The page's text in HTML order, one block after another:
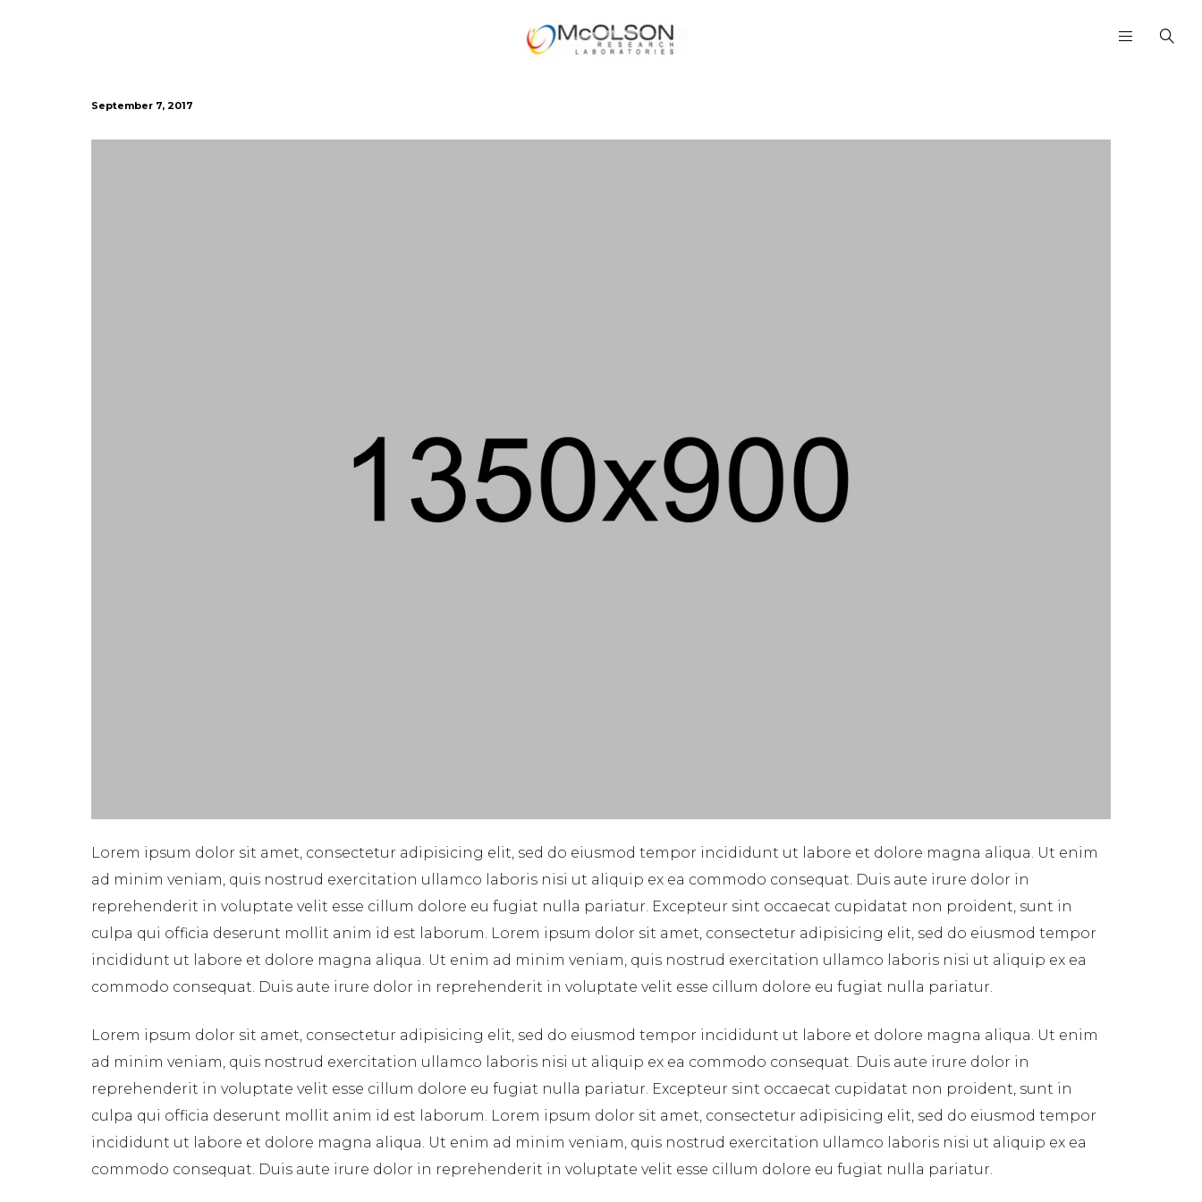
September 7, 2017
Lorem ipsum dolor sit amet, consectetur adipisicing elit, sed do eiusmod tempor incididunt ut labore et dolore magna aliqua. Ut enim
ad minim veniam, quis nostrud exercitation ullamco laboris nisi ut aliquip ex ea commodo consequat. Duis aute irure dolor in
reprehenderit in voluptate velit esse cillum dolore eu fugiat nulla pariatur. Excepteur sint occaecat cupidatat non proident, sunt in
culpa qui officia deserunt mollit anim id est laborum. Lorem ipsum dolor sit amet, consectetur adipisicing elit, sed do eiusmod tempor
incididunt ut labore et dolore magna aliqua. Ut enim ad minim veniam, quis nostrud exercitation ullamco laboris nisi ut aliquip ex ea
commodo consequat. Duis aute irure dolor in reprehenderit in voluptate velit esse cillum dolore eu fugiat nulla pariatur.
Lorem ipsum dolor sit amet, consectetur adipisicing elit, sed do eiusmod tempor incididunt ut labore et dolore magna aliqua. Ut enim
ad minim veniam, quis nostrud exercitation ullamco laboris nisi ut aliquip ex ea commodo consequat. Duis aute irure dolor in
reprehenderit in voluptate velit esse cillum dolore eu fugiat nulla pariatur. Excepteur sint occaecat cupidatat non proident, sunt in
culpa qui officia deserunt mollit anim id est laborum. Lorem ipsum dolor sit amet, consectetur adipisicing elit, sed do eiusmod tempor
incididunt ut labore et dolore magna aliqua. Ut enim ad minim veniam, quis nostrud exercitation ullamco laboris nisi ut aliquip ex ea
commodo consequat. Duis aute irure dolor in reprehenderit in voluptate velit esse cillum dolore eu fugiat nulla pariatur.